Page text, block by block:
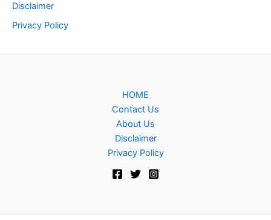
Disclaimer
Privacy Policy
HOME
Contact Us
About Us
Disclaimer
Privacy Policy